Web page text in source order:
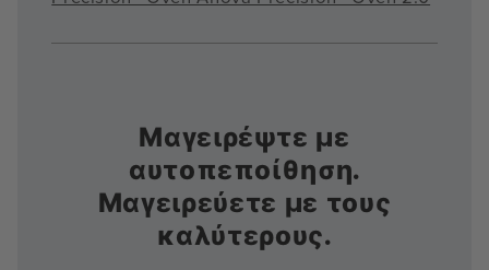
Μαγειρέψτε με
αυτοπεποίθηση.
Μαγειρεύετε με τους
καλύτερους.